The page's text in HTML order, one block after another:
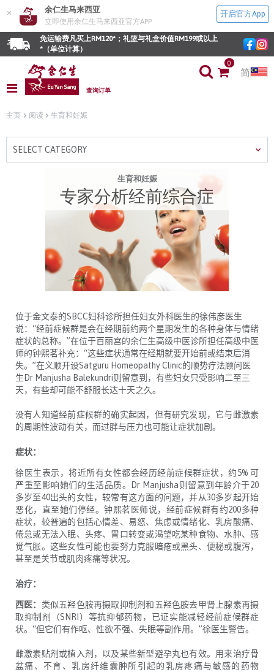
× 余仁生马来西亚
立即使用余仁生马来西亚官方APP
开启官方App
免运输费凡买上RM120*；礼篮与礼盒价值RM199或以上
*（单位计算）
查询订单
0
简
主页 阅读 生育和妊娠
SELECT CATEGORY
生育和妊娠
专家分析经前综合症
位于金文泰的SBCC妇科诊所担任妇女外科医生的徐伟彦医生
说： “经前症候群是会在经期前约两个星期发生的各种身体与情绪
症状的总称。 ”在位于百丽宫的余仁生高级中医诊所担任高级中医
师的钟熙茗补充： “这些症状通常在经期就要开始前或结束后消
失。 ”在义顺开设Satguru Homeopathy Clinic的顺势疗法顾问医
生 Dr Manjusha Balekundri则留意到，有些妇女只受影响二至三
天，有些却可能不舒服长达十天之久。
没有人知道经前症候群的确实起因，但有研究发现，它与雌激素
的周期性波动有关，而过胖与压力也可能让症状加剧。
症状：
徐医生表示，将近所有女性都会经历经前症候群症状，约5% 可
严重至影响她们的生活品质。
Dr Manjusha则留意到年龄介于20
多岁至40出头的女性，较常有这方面的问题，并从30多岁起开始
恶化，直至她们停经。钟熙茗医师说，经前症候群有约200多种
症状，较普遍的包括心情差、易怒、焦虑或情绪化、乳房酸痛、
倦怠或无法入眠、头疼、胃口转变或渴望吃某种食物、水肿、感
觉气胀。这些女性可能也要努力克服暗疮或黑头、便秘或腹泻，
甚至是关节或肌肉疼痛等状况。
治疗：
西医： 类似五羟色胺再摄取抑制剂和五羟色胺去甲肾上腺素再摄
取抑制剂（SNRI ）等抗抑郁药物，已证实能减轻经前症候群症
状。 “但它们有作呕、性欲不强、失眠等副作用。 ”徐医生警告。
雌激素贴剂或植入剂，以及某些新型避孕丸也有效。用来治疗骨
盆痛、不育、乳房纤维囊肿所引起的乳房疼痛与敏感的药物